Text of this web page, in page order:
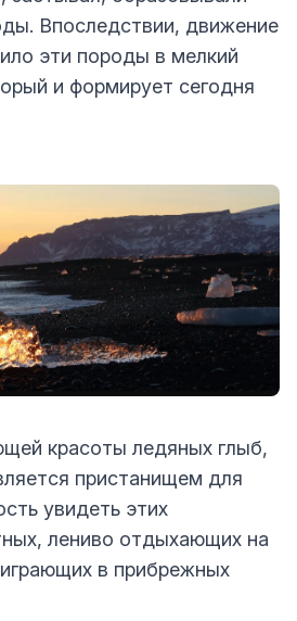
Впоследствии, движение
эти породы в мелкий
и формирует сегодня
красоты ледяных глыб,
пристанищем для
увидеть этих
лениво отдыхающих на
в прибрежных